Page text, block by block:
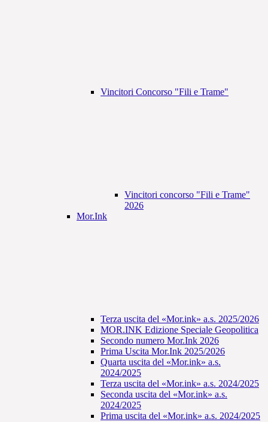
Vincitori Concorso "Fili e Trame"
Vincitori concorso "Fili e Trame"
2026
Mor.Ink
Terza uscita del «Mor.ink» a.s. 2025/2026
MOR.INK Edizione Speciale Geopolitica
Secondo numero Mor.Ink 2026
Prima Uscita Mor.Ink 2025/2026
Quarta uscita del «Mor.ink» a.s.
2024/2025
Terza uscita del «Mor.ink» a.s. 2024/2025
Seconda uscita del «Mor.ink» a.s.
2024/2025
Prima uscita del «Mor.ink» a.s. 2024/2025